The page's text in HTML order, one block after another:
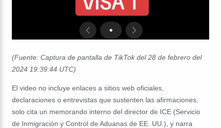
(Fuente: Captura de pantalla de TikTok del 28 de febrero del
2024 19:39:44 UTC)
El video no incluye enlaces a sitios web oficiales,
declaraciones o entrevistas que sustenten las afirmaciones,
solo cita un memorando interno del director de ICE (Servicio
de Inmigración y Control de Aduanas de EE. UU.), y narra